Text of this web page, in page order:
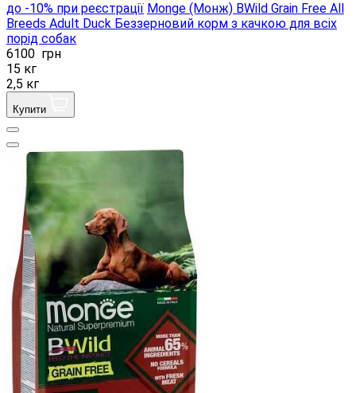
до -10% при реєстрації Monge (Монж) BWild Grain Free All
Breeds Adult Duck Беззерновий корм з качкою для всіх
порід собак
6100 грн
15 кг
2,5 кг
Купити